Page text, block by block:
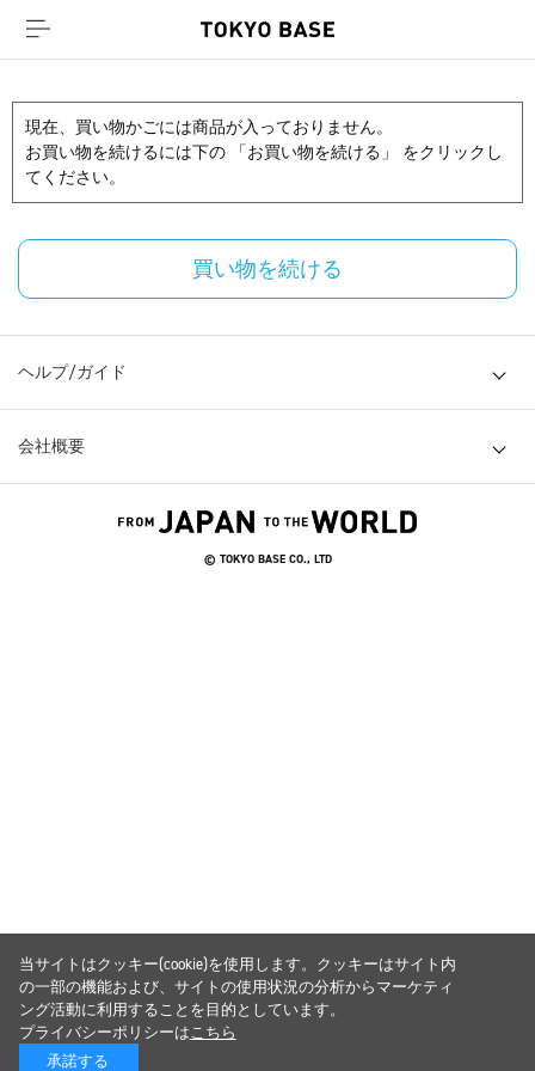
現在、買い物かごには商品が入っておりません。
お買い物を続けるには下の 「お買い物を続ける」 をクリックし
てください。
買い物を続ける
ヘルプ/ガイド
会社概要
© TOKYO BASE CO., LTD
当サイトはクッキー(cookie)を使用します。クッキーはサイト内
の一部の機能および、サイトの使用状況の分析からマーケティ
ング活動に利用することを目的としています。
プライバシーポリシーはこちら
承諾する